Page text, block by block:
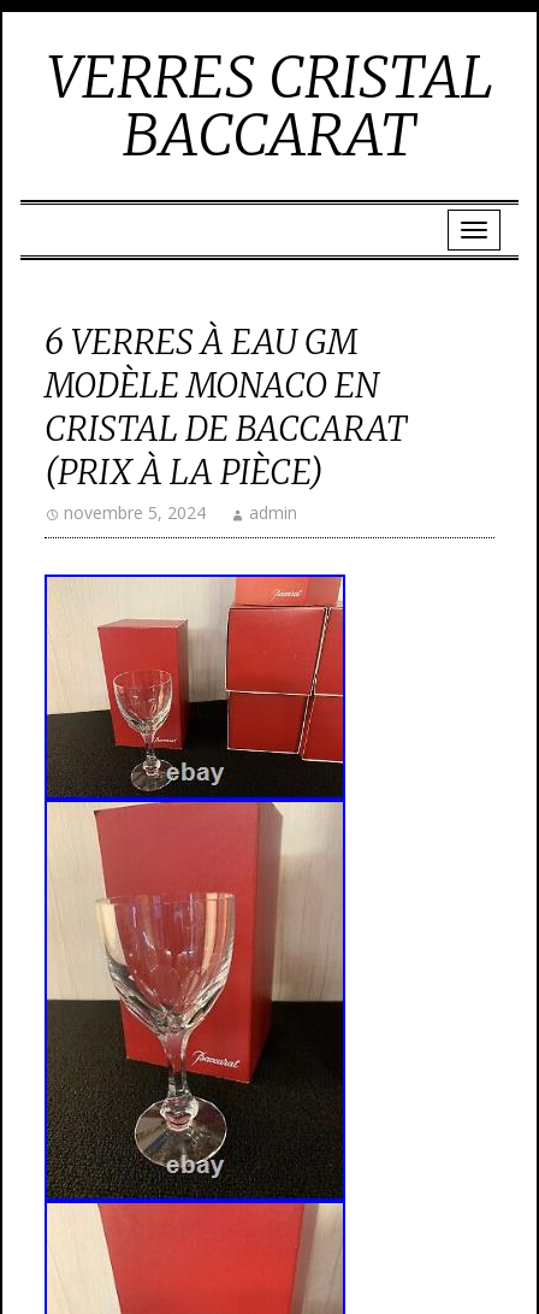
VERRES CRISTAL
BACCARAT
6 VERRES À EAU GM
MODÈLE MONACO EN
CRISTAL DE BACCARAT
(PRIX À LA PIÈCE)
novembre 5, 2024 admin